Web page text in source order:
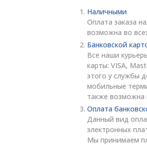
Наличными
Оплата заказа
возможна во
Банковской
Все наши
карты: VISA,
этого у службы
мобильные
также возможна
Оплата
Данный вид
электронных
Мы принимаем